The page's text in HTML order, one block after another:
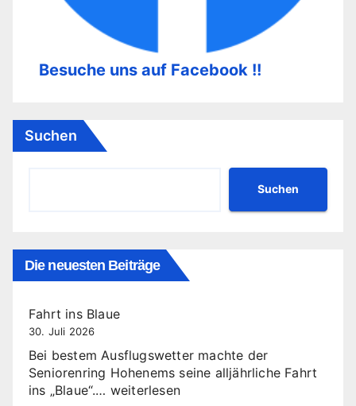
Besuche uns auf Facebook !!
Suchen
Suchen
Die neuesten Beiträge
Fahrt ins Blaue
30. Juli 2026
Bei bestem Ausflugswetter machte der
Seniorenring Hohenems seine alljährliche Fahrt
ins „Blaue“.… Fahrt
weiterlesen